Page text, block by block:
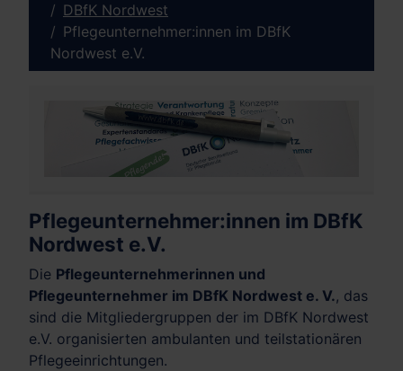
DBfK Nordwest
Pflegeunternehmer:innen im DBfK
Nordwest e.V.
Pflegeunternehmer:innen im DBfK
Nordwest e.V.
Die Pflegeunternehmerinnen und
Pflegeunternehmer im DBfK Nordwest e. V., das
sind die Mitgliedergruppen der im DBfK Nordwest
e.V. organisierten ambulanten und teilstationären
Pflegeeinrichtungen.